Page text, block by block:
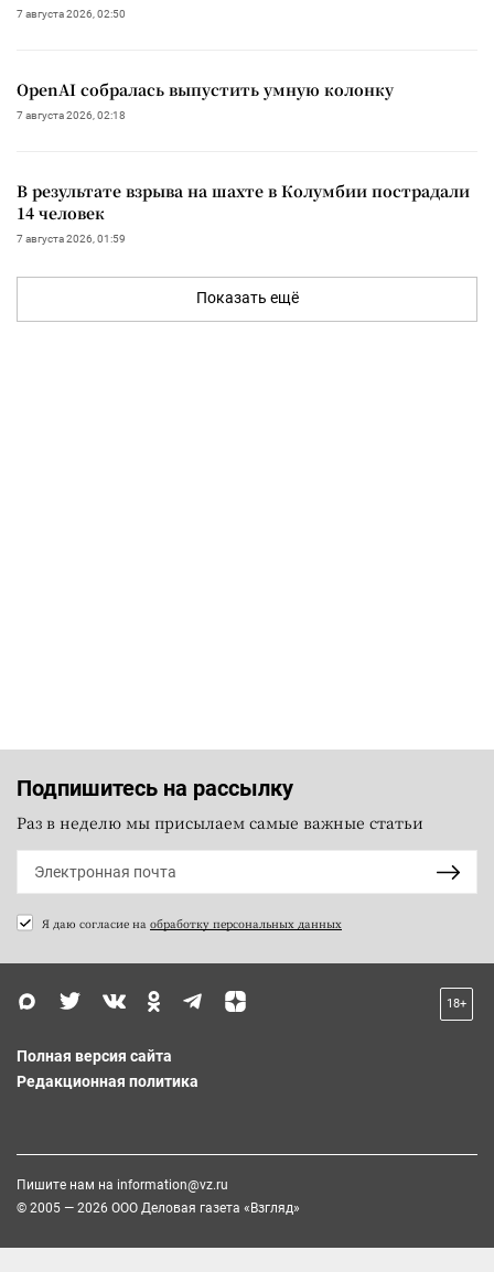
7 августа 2026, 02:50
OpenAI собралась выпустить умную колонку
7 августа 2026, 02:18
В результате взрыва на шахте в Колумбии пострадали
14 человек
7 августа 2026, 01:59
Показать ещё
Подпишитесь на рассылку
Раз в неделю мы присылаем самые важные статьи
Я даю согласие на обработку персональных данных
18+
Полная версия сайта
Редакционная политика
Пишите нам на information@vz.ru
© 2005 — 2026 ООО Деловая газета «Взгляд»